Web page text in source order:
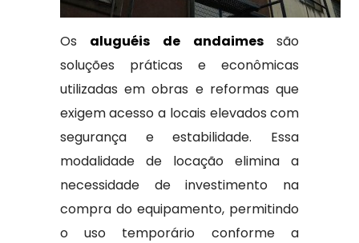
Os aluguéis de andaimessão
soluções práticas e econômicas
utilizadas em obras e reformas que
exigem acesso a locais elevados com
segurança e estabilidade. Essa
modalidade de locação elimina a
necessidade de investimento na
compra do equipamento, permitindo
o uso temporário conforme a